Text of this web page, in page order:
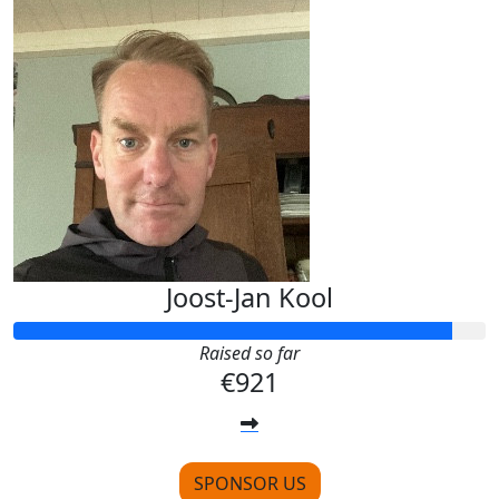
Joost-Jan Kool
Raised so far
€921
SPONSOR US